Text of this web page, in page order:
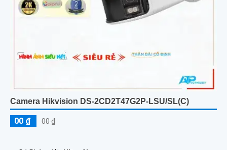
Camera Hikvision DS-2CD2T47G2P-LSU/SL(C)
00 ₫ 00 ₫